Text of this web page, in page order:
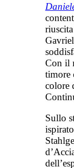
Con il
timore
colore
Sullo